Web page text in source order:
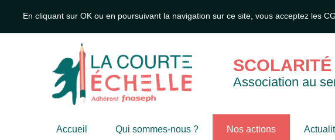
En cliquant sur OK ou en poursuivant la navigation sur ce site, vous acceptez les
Association au
Accueil Qui sommes-nous ? Nos actions